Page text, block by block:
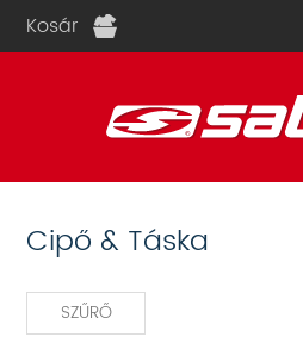
Kosár
Cipő & Táska
SZŰRŐ